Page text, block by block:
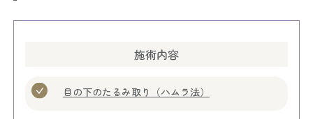
施術内容
目の下のたるみ取り（ハムラ法）